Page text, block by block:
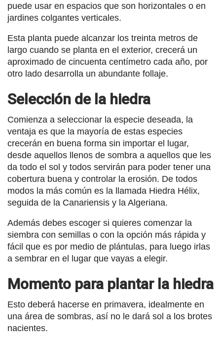
puede usar en espacios que son horizontales o en
jardines colgantes verticales.
Esta planta puede alcanzar los treinta metros de
largo cuando se planta en el exterior, crecerá un
aproximado de cincuenta centímetro cada año, por
otro lado desarrolla un abundante follaje.
Selección de la hiedra
Comienza a seleccionar la especie deseada, la
ventaja es que la mayoría de estas especies
crecerán en buena forma sin importar el lugar,
desde aquellos llenos de sombra a aquellos que les
da todo el sol y todos servirán para poder tener una
cobertura buena y controlar la erosión. De todos
modos la más común es la llamada Hiedra Hélix,
seguida de la Canariensis y la Algeriana.
Además debes escoger si quieres comenzar la
siembra con semillas o con la opción más rápida y
fácil que es por medio de plántulas, para luego irlas
a sembrar en el lugar que vayas a elegir.
Momento para plantar la hiedra
Esto deberá hacerse en primavera, idealmente en
una área de sombras, así no le dará sol a los brotes
nacientes.